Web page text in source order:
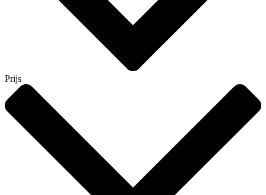
Prijs